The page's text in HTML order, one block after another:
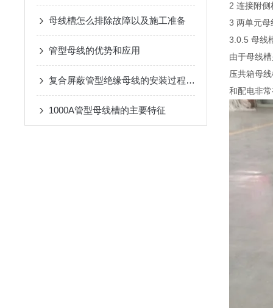
母线槽怎么排除故障以及施工准备
管型母线的优势和应用
复合屏蔽管型绝缘母线的安装过程相对简单
1000A管型母线槽的主要特征
2 连接附
3 两单元母
3.0.5 母线
由于母线
压共箱母
和配电非